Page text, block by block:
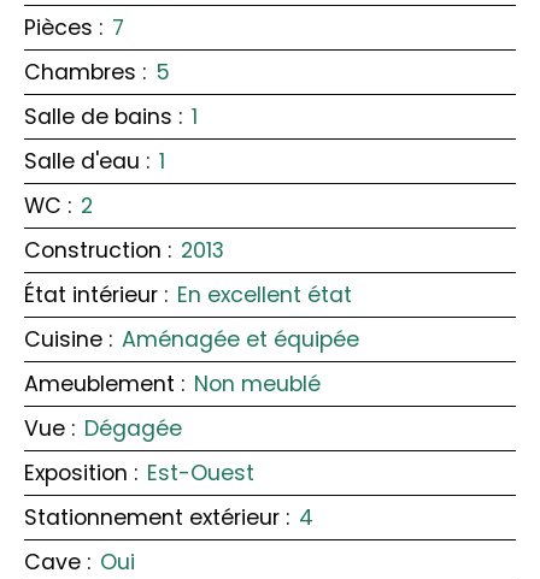
Pièces : 7
Chambres : 5
Salle de bains : 1
Salle d'eau : 1
WC : 2
Construction : 2013
État intérieur : En excellent état
Cuisine : Aménagée et équipée
Ameublement : Non meublé
Vue : Dégagée
Exposition : Est-Ouest
Stationnement extérieur : 4
Cave : Oui